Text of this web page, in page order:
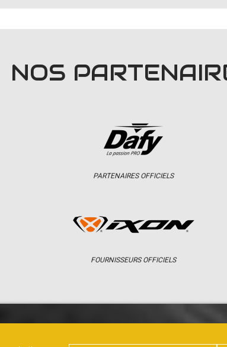
NOS
PARTENAIRES OFFICIELS
FOURNISSEURS OFFICIELS
CHAMPIONNAT